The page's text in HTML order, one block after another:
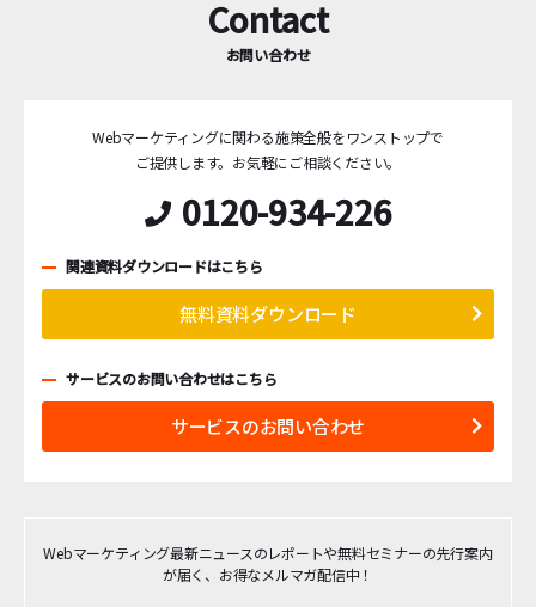
Contact
お問い合わせ
Webマーケティングに関わる施策全般をワンストップで
ご提供します。 お気軽にご相談ください。
0120-934-226
関連資料ダウンロードはこちら
無料資料ダウンロード
サービスのお問い合わせはこちら
サービスのお問い合わせ
Webマーケティング最新ニュースのレポートや無料セミナーの先行案内
が届く、お得なメルマガ配信中！